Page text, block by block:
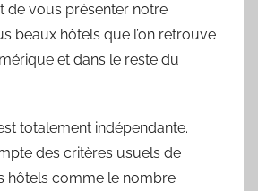
de vous présenter notre
beaux hôtels que l’on retrouve
et dans le reste du
totalement indépendante.
des critères usuels de
hôtels comme le nombre